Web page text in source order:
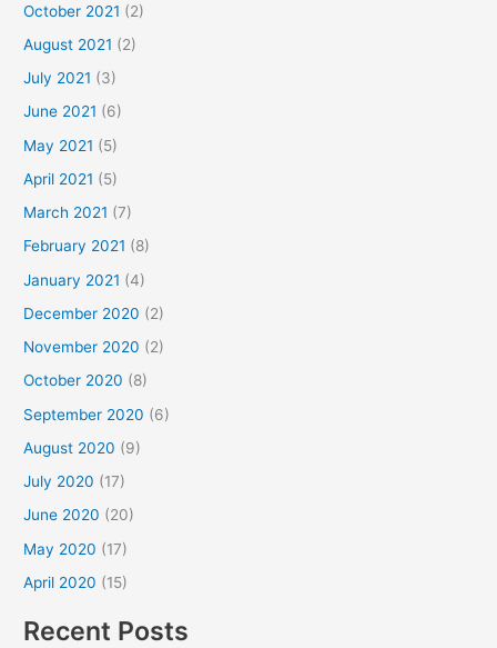
October 2021 (2)
August 2021 (2)
July 2021 (3)
June 2021 (6)
May 2021 (5)
April 2021 (5)
March 2021 (7)
February 2021 (8)
January 2021 (4)
December 2020 (2)
November 2020 (2)
October 2020 (8)
September 2020 (6)
August 2020 (9)
July 2020 (17)
June 2020 (20)
May 2020 (17)
April 2020 (15)
Recent Posts